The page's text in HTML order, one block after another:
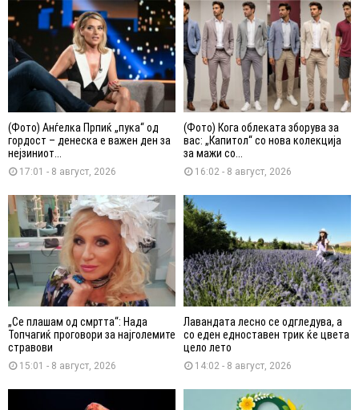
(Фото) Анѓелка Прпиќ „пука“ од
гордост – денеска е важен ден за
нејзиниот...
17:01 - 8 август, 2026
(Фото) Кога облеката зборува за
вас: „Капитол“ со нова колекција
за мажи со...
16:02 - 8 август, 2026
„Се плашам од смртта“: Нада
Топчагиќ проговори за најголемите
стравови
15:01 - 8 август, 2026
Лавандата лесно се одгледува, а
со еден едноставен трик ќе цвета
цело лето
14:02 - 8 август, 2026